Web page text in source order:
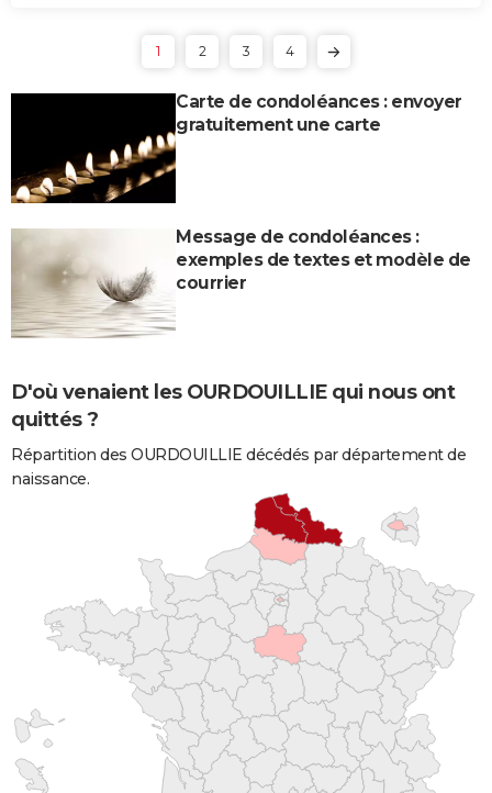
1 2 3 4
Carte de condoléances : envoyer
gratuitement une carte
Message de condoléances :
exemples de textes et modèle de
courrier
D'où venaient les OURDOUILLIE qui nous ont
quittés ?
Répartition des OURDOUILLIE décédés par département de
naissance.